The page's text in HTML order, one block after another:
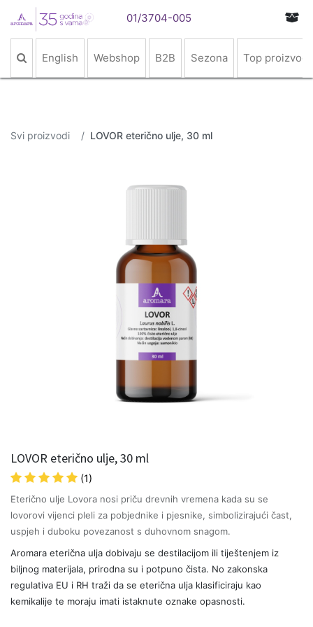
01/3704-005
English Webshop B2B Sezona Top proizvodi
Svi proizvodi LOVOR eterično ulje, 30 ml
LOVOR eterično ulje, 30 ml
(1)
Eterično ulje Lovora nosi priču drevnih vremena kada su se
lovorovi vijenci pleli za pobjednike i pjesnike, simbolizirajući čast,
uspjeh i duboku povezanost s duhovnom snagom.
Aromara eterična ulja dobivaju se destilacijom ili tiještenjem iz
biljnog materijala, prirodna su i potpuno čista. No zakonska
regulativa EU i RH traži da se eterična ulja klasificiraju kao
kemikalije te moraju imati istaknute oznake opasnosti.